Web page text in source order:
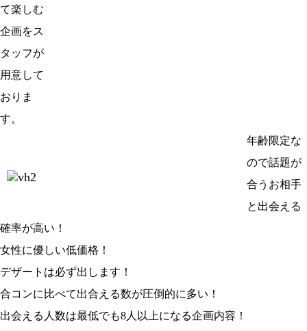
て楽しむ
企画をス
タッフが
用意して
おりま
す。
年齢限定な
ので話題が
合うお相手
と出会える
確率が高い！
女性に優しい低価格！
デザートは必ず出します！
合コンに比べて出合える数が圧倒的に多い！
出会える人数は最低でも8人以上になる企画内容！